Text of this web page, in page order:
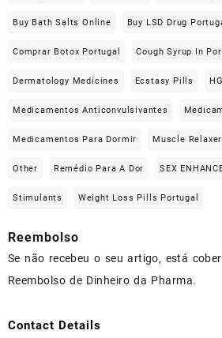
Buy Bath Salts Online Buy LSD Drug
Comprar Botox Portugal Cough Syrup In
Dermatology Medicines Ecstasy Pills
Medicamentos Anticonvulsivantes
Medicamentos Para Dormir Muscle
Other Remédio Para A Dor SEX
Stimulants Weight Loss Pills Portugal
Reembolso
Se não recebeu o seu artigo, está
Reembolso de Dinheiro da Pharma.
Contact Details